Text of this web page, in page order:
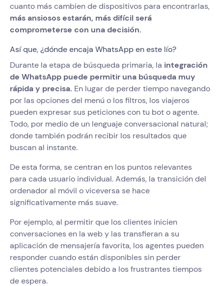
cuanto más cambien de dispositivos para encontrarlas,
más ansiosos estarán, más difícil será
comprometerse con una decisión.
Así que, ¿dónde encaja WhatsApp en este lío?
Durante la etapa de búsqueda primaria, la integración
de WhatsApp puede permitir una búsqueda muy
rápida y precisa. En lugar de perder tiempo navegando
por las opciones del menú o los filtros, los viajeros
pueden expresar sus peticiones con tu bot o agente.
Todo, por medio de un lenguaje conversacional natural;
donde también podrán recibir los resultados que
buscan al instante.
De esta forma, se centran en los puntos relevantes
para cada usuario individual. Además, la transición del
ordenador al móvil o viceversa se hace
significativamente más suave.
Por ejemplo, al permitir que los clientes inicien
conversaciones en la web y las transfieran a su
aplicación de mensajería favorita, los agentes pueden
responder cuando están disponibles sin perder
clientes potenciales debido a los frustrantes tiempos
de espera.